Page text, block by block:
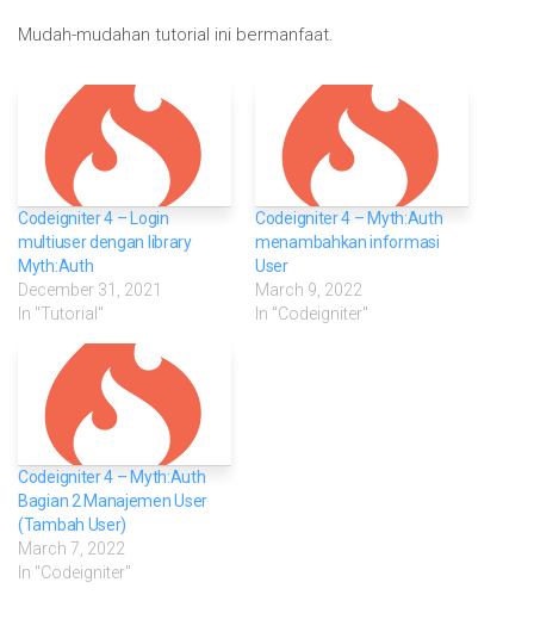
Mudah-mudahan tutorial ini bermanfaat.
Codeigniter 4 – Login
multiuser dengan library
Myth:Auth
December 31, 2021
In "Tutorial"
Codeigniter 4 – Myth:Auth
menambahkan informasi
User
March 9, 2022
In "Codeigniter"
Codeigniter 4 – Myth:Auth
Bagian 2 Manajemen User
(Tambah User)
March 7, 2022
In "Codeigniter"